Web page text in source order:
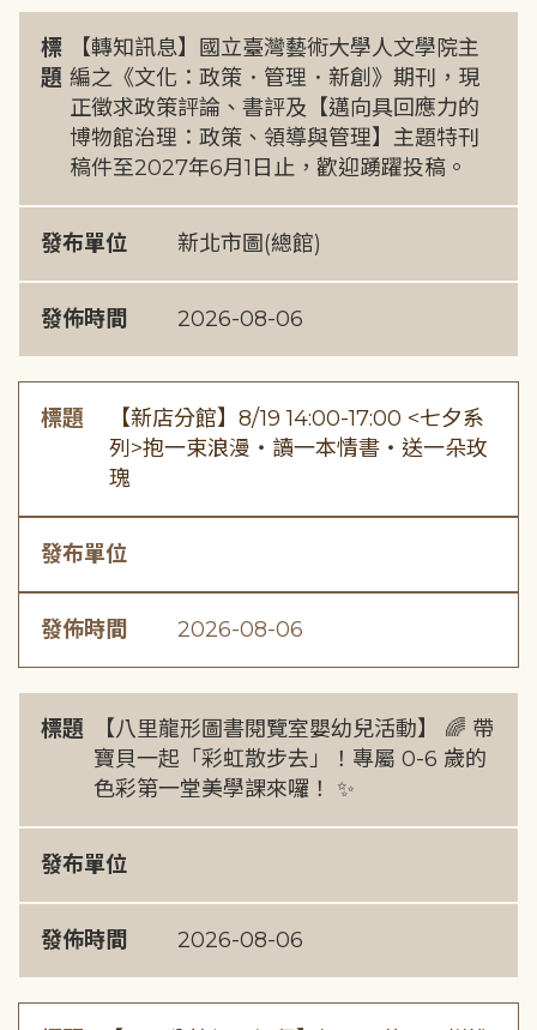
標
題
【轉知訊息】國立臺灣藝術大學人文學院主
編之《文化：政策．管理．新創》期刊，現
正徵求政策評論、書評及【邁向具回應力的
博物館治理：政策、領導與管理】主題特刊
稿件至2027年6月1日止，歡迎踴躍投稿。
發布單位 新北市圖(總館)
發佈時間 2026-08-06
標題
【新店分館】8/19 14:00-17:00 <七夕系
列>抱一束浪漫・讀一本情書・送一朵玫
瑰
發布單位
發佈時間 2026-08-06
標題
【八里龍形圖書閱覽室嬰幼兒活動】 🌈 帶
寶貝一起「彩虹散步去」！專屬 0-6 歲的
色彩第一堂美學課來囉！ ✨
發布單位
發佈時間 2026-08-06